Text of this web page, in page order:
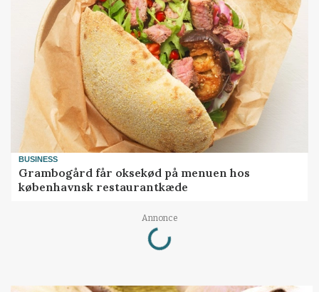
BUSINESS
Grambogård får oksekød på menuen hos
københavnsk restaurantkæde
Annonce
Loading...